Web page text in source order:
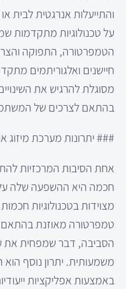
והתייעלות אנרגטית לבית
על טכנולוגיות מתקדמות
הטמפרטורה, התפוקה
חיישנים ואלגוריתמים
מסוגלת להרגיש את
בהתאם לצרכים של
### יתרונות מערכת מיזוג
אחת הסיבות המרכזיות
חכמה היא ההשפעה שלה
מצוידות בטכנולוגיות
טמפרטורה מאוזנת בהתאם
הסביבה, דבר שמפחית את
משמעותית. יתרון נוסף
באמצעות אפליקציות